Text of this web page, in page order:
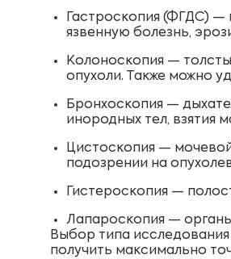
Гастроскопия (ФГДС) —
язвенную болезнь,
Колоноскопия —
опухоли. Также можно
Бронхоскопия —
инородных тел, взятия
Цистоскопия —
подозрении на
Гистероскопия —
Лапароскопия —
Выбор типа
получить максимально